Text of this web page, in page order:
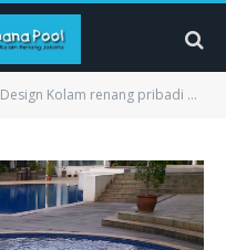
Kolam renang pribadi keren dan terpopuler by Ciptawahana Pool